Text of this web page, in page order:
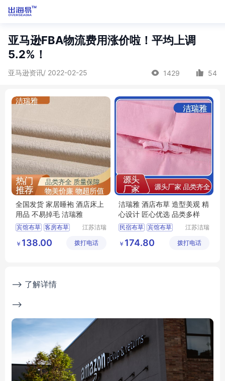
亚马逊FBA物流费用涨价啦！平均上调
5.2%！
亚马逊资讯/ 2022-02-25 1429 54
全国发货 家居睡袍 酒店床上
用品 不易掉毛 洁瑞雅
宾馆布草 客房布草
酒店床上用品
江苏洁瑞
有限公司
￥ 138.00 拨打电话
洁瑞雅 酒店布草 造型美观 精
心设计 匠心优选 品类多样
民宿布草 宾馆布草
酒店床上用品
江苏洁瑞
有限公司
￥ 174.80 拨打电话
--> 了解详情
-->